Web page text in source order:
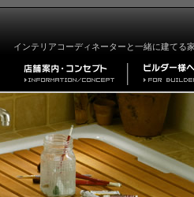
インテリアコーディネーターと一緒に建てる